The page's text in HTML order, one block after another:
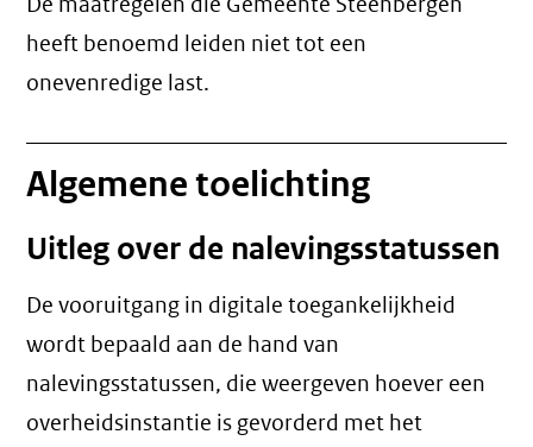
heeft benoemd leiden niet tot een
onevenredige last.
Algemene toelichting
Uitleg over de nalevingsstatussen
De vooruitgang in digitale toegankelijkheid
wordt bepaald aan de hand van
nalevingsstatussen, die weergeven hoever een
overheidsinstantie is gevorderd met het